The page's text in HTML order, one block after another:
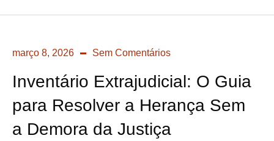
março 8, 2026 Sem Comentários
Inventário Extrajudicial: O Guia
para Resolver a Herança Sem
a Demora da Justiça